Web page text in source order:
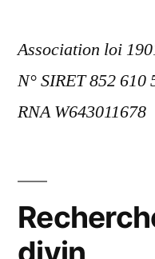
Association loi
N° SIRET 852 610
RNA W643011678